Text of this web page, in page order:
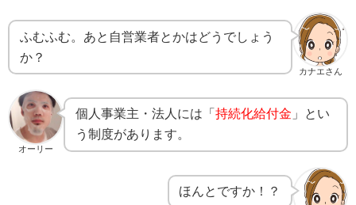
カナエさん
ふむふむ。あと自営業者とかはどうでしょう
か？
オーリー
個人事業主・法人には「 持続化給付金 」とい
う制度があります。
ほんとですか！？